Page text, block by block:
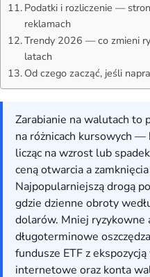
Podatki i rozliczenie —
reklamach
Trendy 2026 — co zmieni
latach
Od czego zacząć, jeśli
Zarabianie na walutach to
na różnicach kursowych
licząc na wzrost lub
ceną otwarcia a
Najpopularniejszą drogą
gdzie dzienne obroty
dolarów. Mniej
długoterminowe
fundusze ETF z
internetowe oraz konta